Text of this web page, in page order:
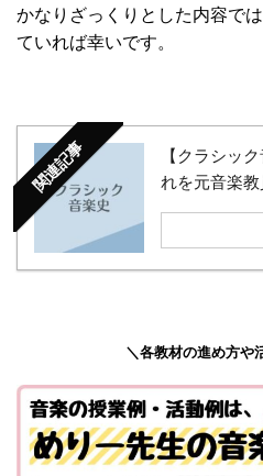
かなりざっくりとした内容で
ていれば幸いです。
関連記事
【クラシッ
れを元音楽
＼各教材の進め方や